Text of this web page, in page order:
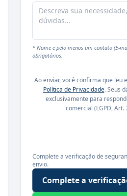
* Nome e pelo menos um contato (E-
obrigatórios.
Ao enviar, você confirma que leu
Política de Privacidade. Seus
exclusivamente para
comercial (LGPD, Art.
Complete a verificação de
envio.
Complete a